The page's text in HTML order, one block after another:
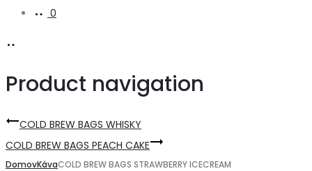
0
Product navigation
COLD BREW BAGS WHISKY
COLD BREW BAGS PEACH CAKE
DomovKávaCOLD BREW BAGS STRAWBERRY ICECREAM